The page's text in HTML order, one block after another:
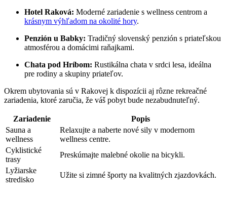
Hotel Raková: Moderné zariadenie s wellness centrom a
krásnym výhľadom na okolité hory.
Penzión u Babky: Tradičný slovenský penzión s priateľskou
atmosférou a domácimi raňajkami.
Chata pod Hríbom: Rustikálna chata v srdci lesa, ideálna
pre rodiny a skupiny priateľov.
Okrem ubytovania sú v Rakovej k dispozícii aj rôzne rekreačné
zariadenia, ktoré zaručia, že váš pobyt bude nezabudnuteľný.
Zariadenie
Popis
Sauna a
wellness
Relaxujte a naberte nové sily v modernom
wellness centre.
Cyklistické
trasy
Preskúmajte malebné okolie na bicykli.
Lyžiarske
stredisko
Užite si zimné športy na kvalitných zjazdovkách.